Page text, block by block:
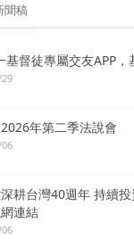
聞稿
基督徒專屬交友APP
年第二季法說會
耕台灣40週年 持續
連結